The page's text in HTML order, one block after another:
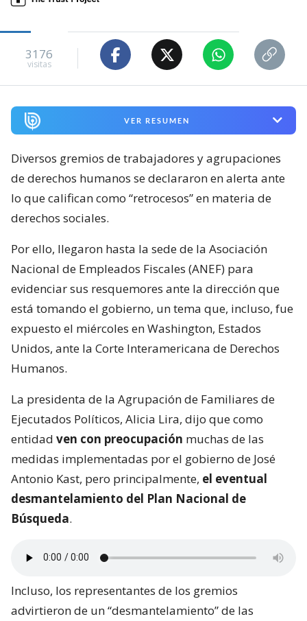
3176
visitas
VER RESUMEN
Diversos gremios de trabajadores y agrupaciones
de derechos humanos se declararon en alerta ante
lo que califican como “retrocesos” en materia de
derechos sociales.
Por ello, llegaron hasta la sede de la Asociación
Nacional de Empleados Fiscales (ANEF) para
evidenciar sus resquemores ante la dirección que
está tomando el gobierno, un tema que, incluso, fue
expuesto el miércoles en Washington, Estados
Unidos, ante la Corte Interamericana de Derechos
Humanos.
La presidenta de la Agrupación de Familiares de
Ejecutados Políticos, Alicia Lira, dijo que como
entidad ven con preocupación muchas de las
medidas implementadas por el gobierno de José
Antonio Kast, pero principalmente, el eventual
desmantelamiento del Plan Nacional de
Búsqueda.
Incluso, los representantes de los gremios
advirtieron de un “desmantelamiento” de las